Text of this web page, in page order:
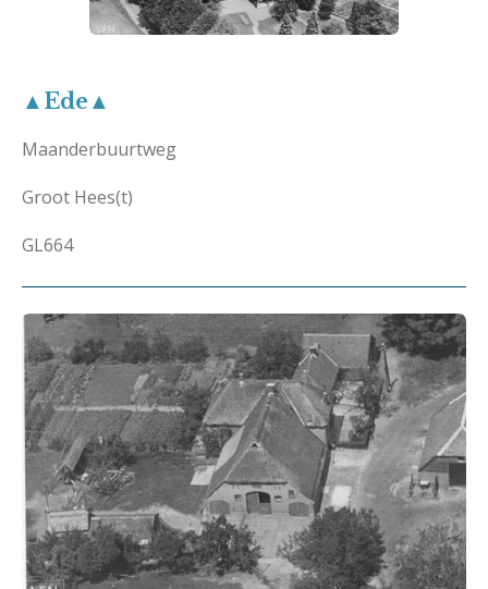
▲Ede▲
Maanderbuurtweg
Groot Hees(t)
GL664